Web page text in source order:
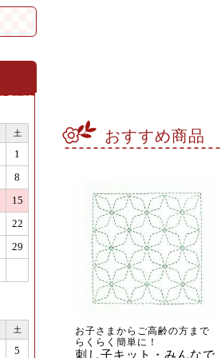
おすすめ商品
お子さまからご高齢の方まで
らくらく簡単に！
刺し子キット・みんなで